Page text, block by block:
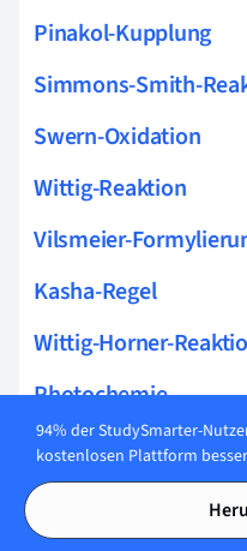
Pinakol-Kupplung
Simmons-Smith-
Swern-Oxidation
Wittig-Reaktion
Vilsmeier-
Kasha-Regel
Wittig-Horner-
Photochemie
Lösungsmittel
Carboxylgruppe
94% der StudySmarter-
kostenlosen Plattform